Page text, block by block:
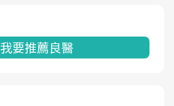
我要推薦良醫